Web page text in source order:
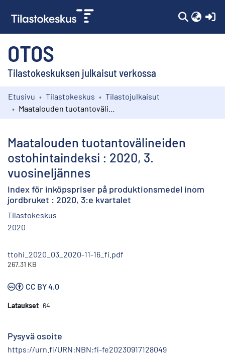
OTOS
Tilastokeskuksen julkaisut verkossa
Kokoelmat
Etusivu Tilastokeskus
Tilastojulkaisut
Maatalouden tuotantovälineiden
ostohintaindeksi : 2020, 3.
vuosineljännes
Index för inköpspriser på produktionsmedel inom
jordbruket : 2020, 3:e kvartalet
Tilastokeskus
2020
ttohi_2020_03_2020-11-16_fi.pdf
267.31 KB
CC BY 4.0
Lataukset 64
Pysyvä osoite
https://urn.fi/URN:NBN:fi-fe20230917128049